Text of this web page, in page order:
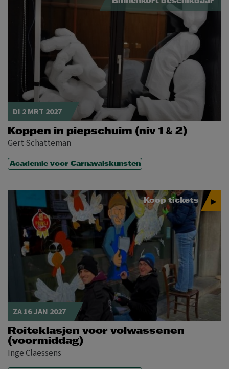
DI 2 MRT 2027
Koppen in piepschuim (niv 1 & 2)
Gert Schatteman
Academie voor Carnavalskunsten
Koop tickets
ZA 16 JAN 2027
Roiteklasjen voor volwassenen
(voormiddag)
Inge Claessens